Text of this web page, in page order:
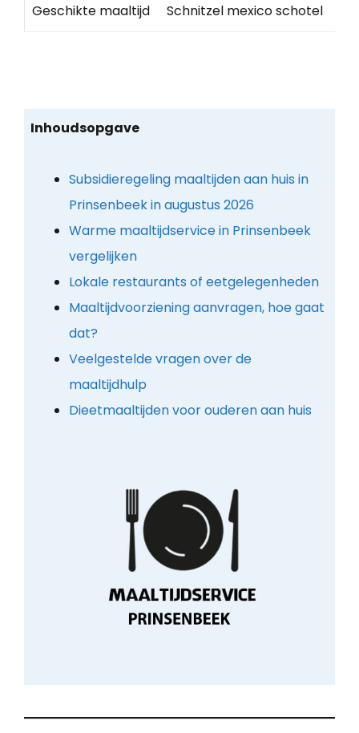
Geschikte maaltijd Schnitzel mexico schotel
Inhoudsopgave
Subsidieregeling maaltijden aan huis in
Prinsenbeek in augustus 2026
Warme maaltijdservice in Prinsenbeek
vergelijken
Lokale restaurants of eetgelegenheden
Maaltijdvoorziening aanvragen, hoe gaat
dat?
Veelgestelde vragen over de
maaltijdhulp
Dieetmaaltijden voor ouderen aan huis